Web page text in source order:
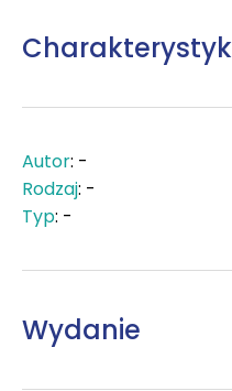
Autor: -
Rodzaj: -
Typ: -
Wydanie